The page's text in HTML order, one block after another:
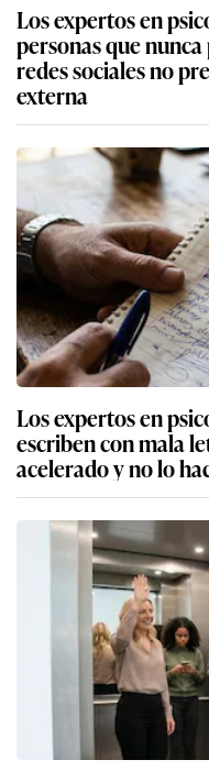
Los expertos en
personas que
redes sociales no
externa
Los expertos en
escriben con mala
acelerado y no lo